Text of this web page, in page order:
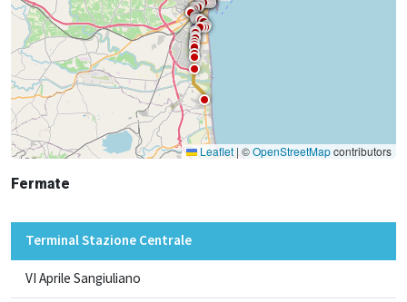
Leaflet | ©OpenStreetMapcontributors
Fermate
Terminal Stazione Centrale
VI Aprile Sangiuliano